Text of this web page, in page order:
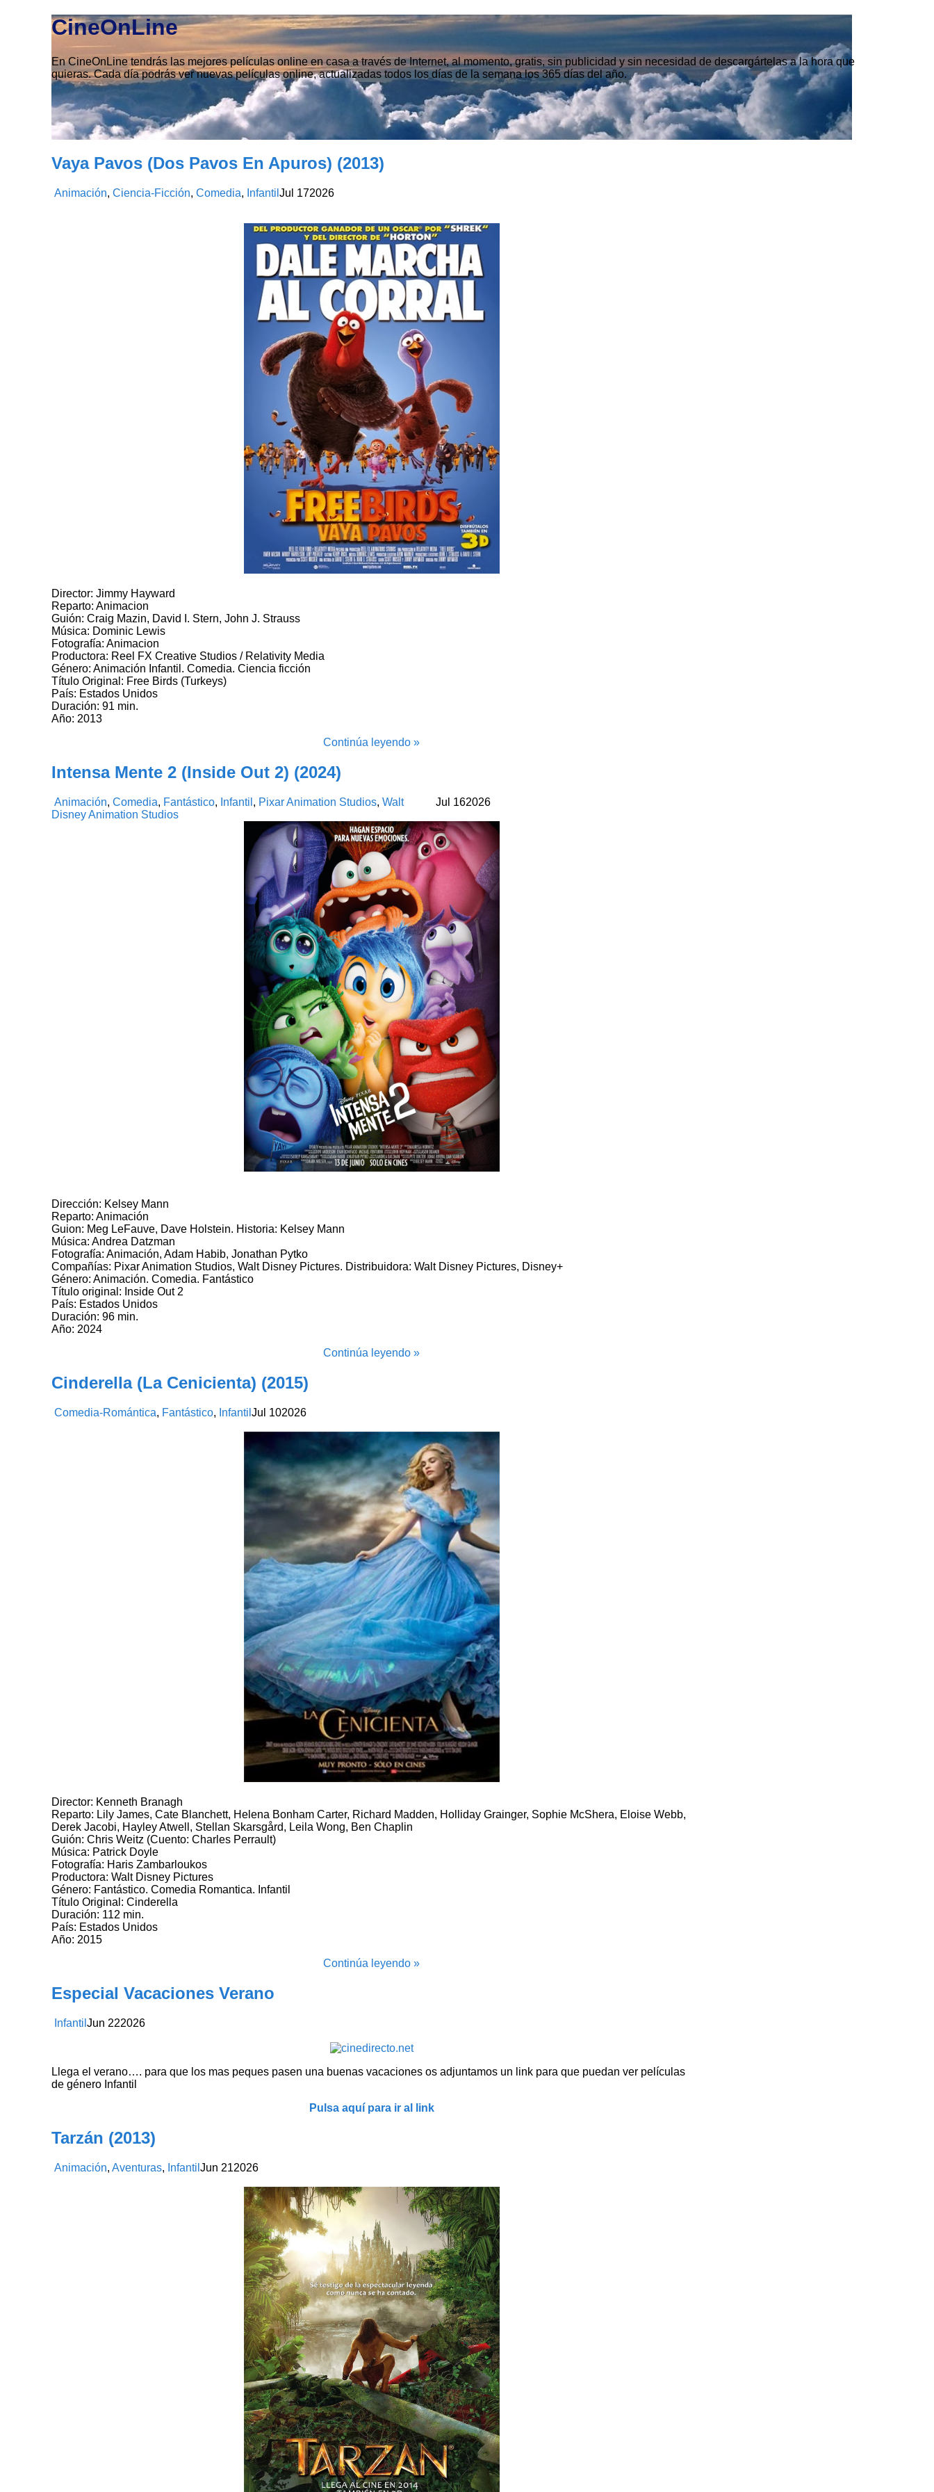
CineOnLine
En CineOnLine tendrás las mejores películas online en casa a través de Internet, al momento, gratis, sin publicidad y sin necesidad de descargártelas a la hora que
quieras. Cada día podrás ver nuevas películas online, actualizadas todos los días de la semana los 365 días del año.
Vaya Pavos (Dos Pavos En Apuros) (2013)
Animación,Ciencia-Ficción,Comedia, InfantilJul 172026
Director: Jimmy Hayward
Reparto: Animacion
Guión: Craig Mazin, David I. Stern, John J. Strauss
Música: Dominic Lewis
Fotografía: Animacion
Productora: Reel FX Creative Studios / Relativity Media
Género: Animación Infantil. Comedia. Ciencia ficción
Título Original: Free Birds (Turkeys)
País: Estados Unidos
Duración: 91 min.
Año: 2013
Continúa leyendo »
Intensa Mente 2 (Inside Out 2) (2024)
Animación,Comedia, Fantástico, Infantil , Pixar Animation Studios,Walt
Disney Animation Studios
Jul 162026
Dirección: Kelsey Mann
Reparto: Animación
Guion: Meg LeFauve, Dave Holstein. Historia: Kelsey Mann
Música: Andrea Datzman
Fotografía: Animación, Adam Habib, Jonathan Pytko
Compañías: Pixar Animation Studios, Walt Disney Pictures. Distribuidora: Walt Disney Pictures, Disney+
Género: Animación. Comedia. Fantástico
Título original: Inside Out 2
País: Estados Unidos
Duración: 96 min.
Año: 2024
Continúa leyendo »
Cinderella (La Cenicienta) (2015)
Comedia-Romántica, Fantástico, InfantilJul 102026
Director: Kenneth Branagh
Reparto: Lily James, Cate Blanchett, Helena Bonham Carter, Richard Madden, Holliday Grainger, Sophie McShera, Eloise Webb,
Derek Jacobi, Hayley Atwell, Stellan Skarsgård, Leila Wong, Ben Chaplin
Guión: Chris Weitz (Cuento: Charles Perrault)
Música: Patrick Doyle
Fotografía: Haris Zambarloukos
Productora: Walt Disney Pictures
Género: Fantástico. Comedia Romantica. Infantil
Título Original: Cinderella
Duración: 112 min.
País: Estados Unidos
Año: 2015
Continúa leyendo »
Especial Vacaciones Verano
InfantilJun 222026
Llega el verano…. para que los mas peques pasen una buenas vacaciones os adjuntamos un link para que puedan ver películas
de género Infantil
Pulsa aquí para ir al link
Tarzán (2013)
Animación,Aventuras, InfantilJun 212026